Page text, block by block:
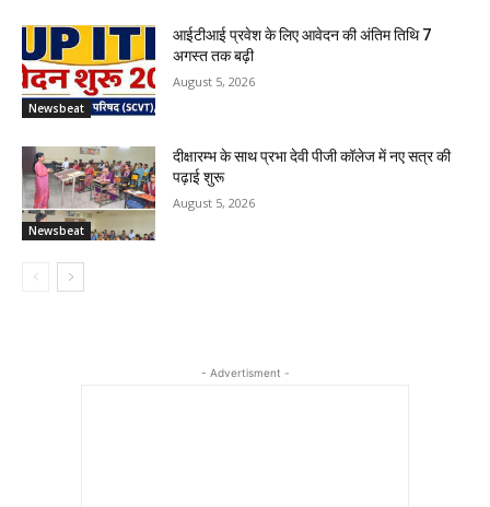
Newsbeat
आईटीआई प्रवेश के लिए आवेदन की अंतिम तिथि 7
अगस्त तक बढ़ी
August 5, 2026
Newsbeat
दीक्षारम्भ के साथ प्रभा देवी पीजी कॉलेज में नए सत्र की
पढ़ाई शुरू
August 5, 2026
- Advertisment -